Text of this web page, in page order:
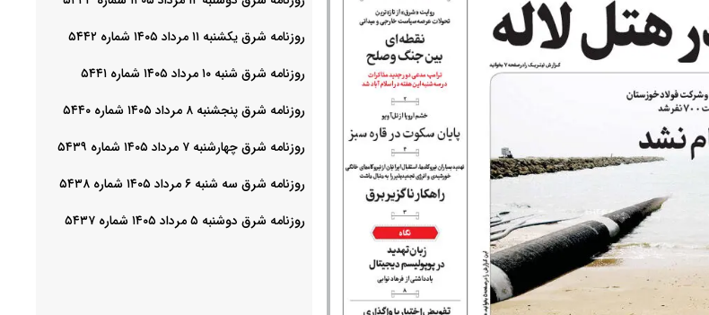
روزنامه شرق یکشنبه ۱۱ مرداد ۱۴۰۵ شماره ۵۴۴۲
روزنامه شرق شنبه ۱۰ مرداد ۱۴۰۵ شماره ۵۴۴۱
روزنامه شرق پنجشنبه ۸ مرداد ۱۴۰۵ شماره ۵۴۴۰
روزنامه شرق چهارشنبه ۷ مرداد ۱۴۰۵ شماره ۵۴۳۹
روزنامه شرق سه شنبه ۶ مرداد ۱۴۰۵ شماره ۵۴۳۸
روزنامه شرق دوشنبه ۵ مرداد ۱۴۰۵ شماره ۵۴۳۷